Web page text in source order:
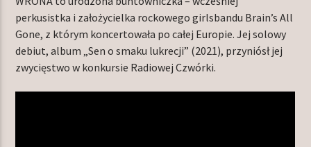
perkusistka i założycielka rockowego girlsbandu Brain’s All
Gone, z którym koncertowała po całej Europie. Jej solowy
debiut, album „Sen o smaku lukrecji” (2021), przyniósł jej
zwycięstwo w konkursie Radiowej Czwórki.